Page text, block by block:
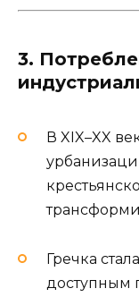
3.
В XIX–XX
Гречка стала
доступным